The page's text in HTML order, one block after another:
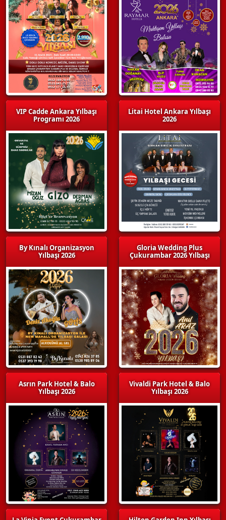
VIP Cadde Ankara Yılbaşı
Programı 2026
By Kınalı Organizasyon
Yılbaşı 2026
Asrın Park Hotel & Balo
Yılbaşı 2026
Litai Hotel Ankara Yılbaşı
2026
Gloria Wedding Plus
Çukurambar 2026 Yılbaşı
Vivaldi Park Hotel & Balo
Yılbaşı 2026